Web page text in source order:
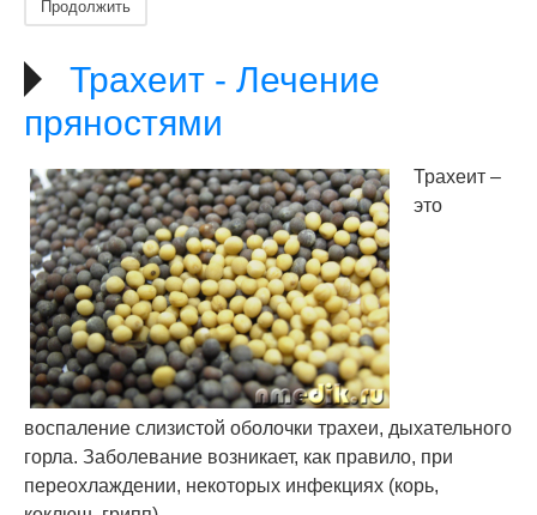
Продолжить
Трахеит - Лечение
пряностями
Трахеит –
это
воспаление слизистой оболочки трахеи, дыхательного
горла. Заболевание возникает, как правило, при
переохлаждении, некоторых инфекциях (корь,